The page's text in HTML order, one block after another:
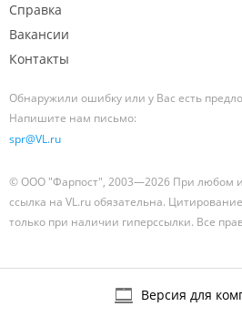
Справка
Вакансии
Контакты
Обнаружили ошибку или у Вас есть
Напишите нам письмо:
spr@VL.ru
© ООО "Фарпост", 2003—2026 При любом
ссылка на VL.ru обязательна.
только при наличии гиперссылки. Все
Версия для